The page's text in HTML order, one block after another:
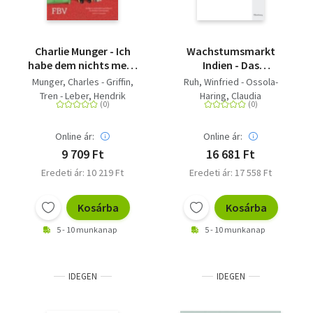
Charlie Munger - Ich
habe dem nichts mehr
hinzuzufügen
Munger, Charles - Griffin,
Tren - Leber, Hendrik
Online ár:
9 709 Ft
Eredeti ár: 10 219 Ft
Kosárba
5 - 10 munkanap
Wachstumsmarkt
Indien - Das
Investitionshandbuch
für Unternehmen und
deren Berater
Ruh, Winfried - Ossola-
Haring, Claudia
Online ár:
16 681 Ft
Eredeti ár: 17 558 Ft
Kosárba
5 - 10 munkanap
IDEGEN IDEGEN